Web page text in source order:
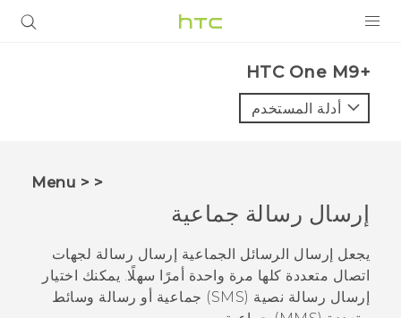
VIVE
VIVERSE
البرامج + التطبيقات
الدعم
HTC One M9+‎
أدلة المستخدم
< < Menu
إرسال رسالة جماعية
يجعل إرسال الرسائل الجماعية إرسال رسالة لجهات
اتصال متعددة كلها مرة واحدة أمرًا سهلًا. يمكنك اختيار
إرسال رسالة نصية (SMS) جماعية أو رسالة وسائط